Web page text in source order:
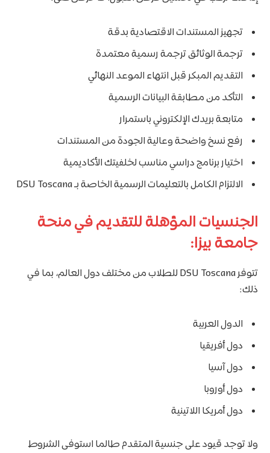
تجهيز المستندات الاقتصادية بدقة
ترجمة الوثائق ترجمة رسمية معتمدة
التقديم المبكر قبل انتهاء الموعد النهائي
التأكد من مطابقة البيانات الرسمية
متابعة بريدك الإلكتروني باستمرار
رفع نسخ واضحة وعالية الجودة من المستندات
اختيار برنامج دراسي مناسب لخلفيتك الأكاديمية
الالتزام الكامل بالتعليمات الرسمية الخاصة بـ DSU Toscana
الجنسيات المؤهلة للتقديم في منحة
جامعة بيزا:
تتوفر DSU Toscana للطلاب من مختلف دول العالم، بما في
ذلك:
الدول العربية
دول أفريقيا
دول آسيا
دول أوروبا
دول أمريكا اللاتينية
ولا توجد قيود على جنسية المتقدم طالما استوفى الشروط